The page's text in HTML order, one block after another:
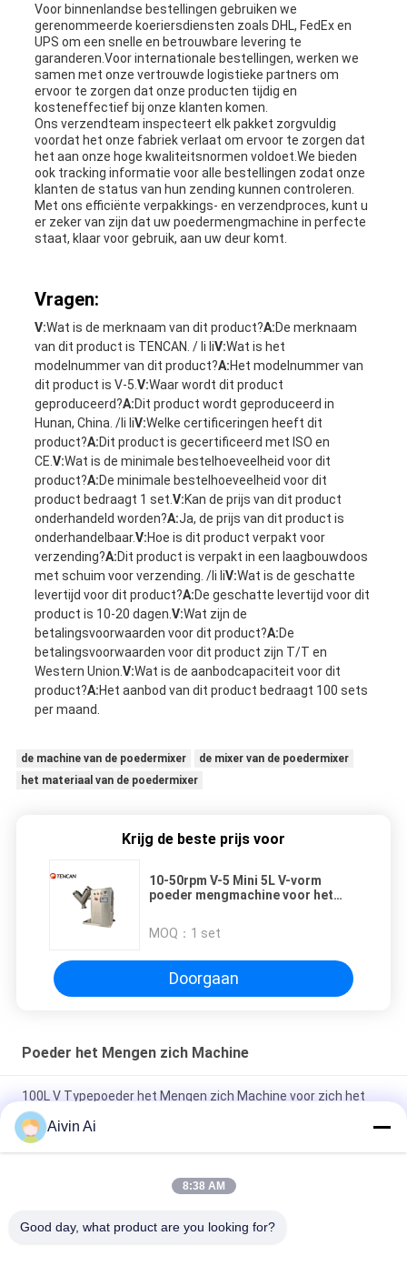
Voor binnenlandse bestellingen gebruiken we
gerenommeerde koeriersdiensten zoals DHL, FedEx en
UPS om een snelle en betrouwbare levering te
garanderen.Voor internationale bestellingen, werken we
samen met onze vertrouwde logistieke partners om
ervoor te zorgen dat onze producten tijdig en
kosteneffectief bij onze klanten komen.
Ons verzendteam inspecteert elk pakket zorgvuldig
voordat het onze fabriek verlaat om ervoor te zorgen dat
het aan onze hoge kwaliteitsnormen voldoet.We bieden
ook tracking informatie voor alle bestellingen zodat onze
klanten de status van hun zending kunnen controleren.
Met ons efficiënte verpakkings- en verzendproces, kunt u
er zeker van zijn dat uw poedermengmachine in perfecte
staat, klaar voor gebruik, aan uw deur komt.
Vragen:
V:Wat is de merknaam van dit product?A:De merknaam
van dit product is TENCAN. / li liV:Wat is het
modelnummer van dit product?A:Het modelnummer van
dit product is V-5. V:Waar wordt dit product
geproduceerd?A:Dit product wordt geproduceerd in
Hunan, China. /li liV:Welke certificeringen heeft dit
product?A:Dit product is gecertificeerd met ISO en
CE. V:Wat is de minimale bestelhoeveelheid voor dit
product?A:De minimale bestelhoeveelheid voor dit
product bedraagt 1 set. V:Kan de prijs van dit product
onderhandeld worden?A:Ja, de prijs van dit product is
onderhandelbaar.V:Hoe is dit product verpakt voor
verzending?A:Dit product is verpakt in een laagbouwdoos
met schuim voor verzending. /li liV:Wat is de geschatte
levertijd voor dit product?A:De geschatte levertijd voor dit
product is 10-20 dagen. V:Wat zijn de
betalingsvoorwaarden voor dit product?A:De
betalingsvoorwaarden voor dit product zijn T/T en
Western Union. V:Wat is de aanbodcapaciteit voor dit
product?A:Het aanbod van dit product bedraagt 100 sets
per maand.
de machine van de poedermixer
de mixer van de poedermixer
het materiaal van de poedermixer
Krijg de beste prijs voor
10-50rpm V-5 Mini 5L V-vorm
poeder mengmachine voor het
MOQ： 1 set
Doorgaan
Poeder het Mengen zich Machine
100L V Typepoeder het Mengen zich Machine voor zich het
Farmaceutische het Poeder van de Voedselmeststof Mengen
Driedimensionele Poeder het Mengen zich Machine, 5 - 100L-
de Machine van de Poedermixer
304 Roestvrij staalmateriaal
Aivin Ai
8:38 AM
Good day, what product are you looking for?